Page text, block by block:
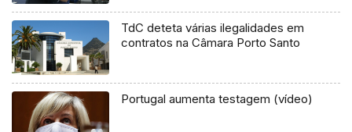
TdC deteta várias ilegalidades em
contratos na Câmara Porto Santo
Portugal aumenta testagem (vídeo)